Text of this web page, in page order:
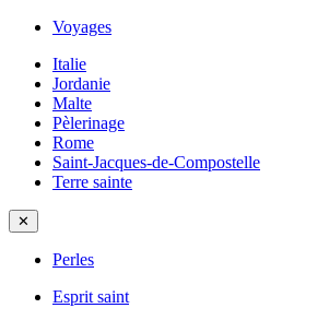
Voyages
Italie
Jordanie
Malte
Pèlerinage
Rome
Saint-Jacques-de-Compostelle
Terre sainte
✕
Perles
Esprit saint